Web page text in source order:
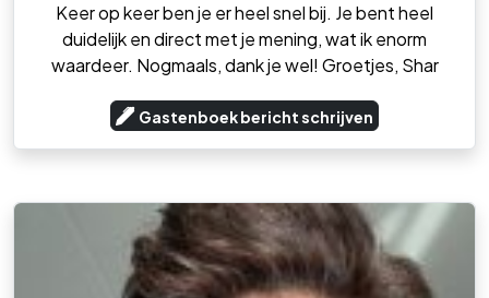
Keer op keer ben je er heel snel bij. Je bent heel
duidelijk en direct met je mening, wat ik enorm
waardeer. Nogmaals, dank je wel! Groetjes, Shar
Gastenboek bericht schrijven